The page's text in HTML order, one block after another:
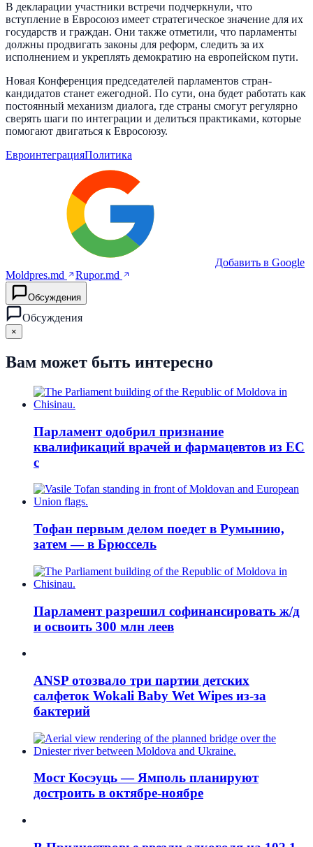
В декларации участники встречи подчеркнули, что
вступление в Евросоюз имеет стратегическое значение для их
государств и граждан. Они также отметили, что парламенты
должны продвигать законы для реформ, следить за их
исполнением и укреплять демократию на европейском пути.
Новая Конференция председателей парламентов стран-
кандидатов станет ежегодной. По сути, она будет работать как
постоянный механизм диалога, где страны смогут регулярно
сверять шаги по интеграции и делиться практиками, которые
помогают двигаться к Евросоюзу.
ЕвроинтеграцияПолитика
Добавить в Google
Moldpres.md
Rupor.md
Обсуждения
Обсуждения
×
Вам может быть интересно
Парламент одобрил признание
квалификаций врачей и фармацевтов из ЕС
с
Тофан первым делом поедет в Румынию,
затем — в Брюссель
Парламент разрешил софинансировать ж/д
и освоить 300 млн леев
ANSP отозвало три партии детских
салфеток Wokali Baby Wet Wipes из-за
бактерий
Мост Косэуць — Ямполь планируют
достроить в октябре-ноябре